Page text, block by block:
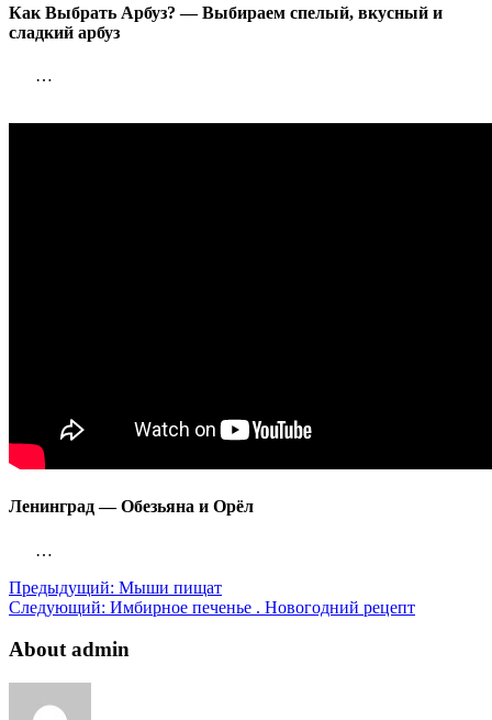
Как Выбрать Арбуз? — Выбираем спелый, вкусный и
сладкий арбуз
…
Ленинград — Обезьяна и Орёл
…
Предыдущий: Мыши пищат
Следующий: Имбирное печенье . Новогодний рецепт
About admin